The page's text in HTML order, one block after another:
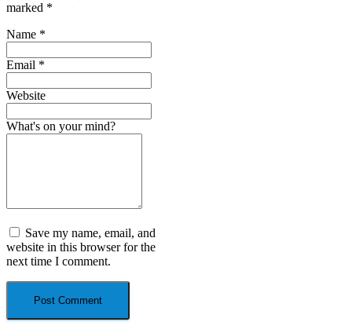
marked *
Name *
Email *
Website
What's on your mind?
Save my name, email, and
website in this browser for the
next time I comment.